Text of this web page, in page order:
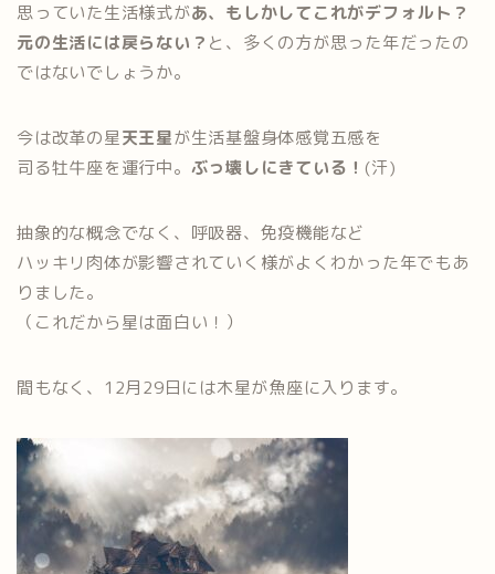
思っていた生活様式があ、もしかしてこれがデフォルト？
元の生活には戻らない？ と、多くの方が思った年だったの
ではないでしょうか。
今は改革の星天王星が生活基盤身体感覚五感を
司る牡牛座を運行中。 ぶっ壊しにきている！ (汗)
抽象的な概念でなく、呼吸器、免疫機能など
ハッキリ肉体が影響されていく様がよくわかった年でもあ
りました。
（これだから星は面白い！）
間もなく、12月29日には木星が魚座に入ります。